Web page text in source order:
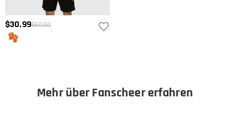
$30.99$60.00
Mehr über Fanscheer erfahren